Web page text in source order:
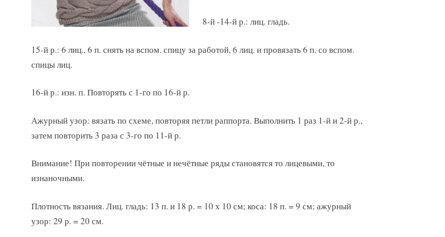
8-й -14-й р.: лиц. гладь.
15-й р.: 6 лиц., 6 п. снять на вспом. спицу за работой, 6 лиц. и провязать 6 п. со вспом.
спицы лиц.
16-й р.: изн. п. Повторять с 1-го по 16-й р.
Ажурный узор: вязать по схеме, повторяя петли раппорта. Выполнить 1 раз 1-й и 2-й р.,
затем повторить 3 раза с 3-го по 11-й р.
Внимание! При повторении чётные и нечётные ряды становятся то лицевыми, то
изнаночными.
Плотность вязания. Лиц. гладь: 13 п. и 18 р. = 10 х 10 см; коса: 18 п. = 9 см; ажурный
узор: 29 р. = 20 см.